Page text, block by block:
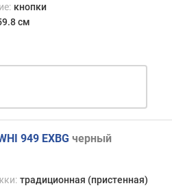
кнопки
см
949 EXBG черный
традиционная (пристенная)